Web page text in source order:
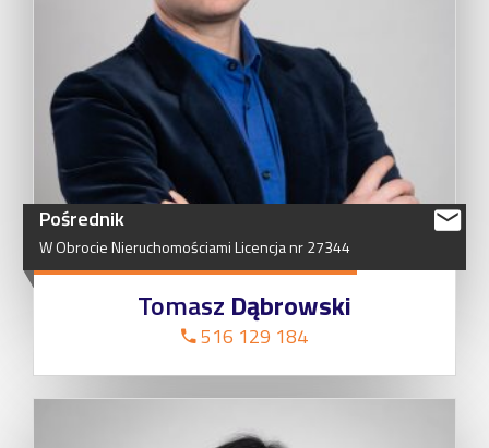
Pośrednik
WObrocieNieruchomościamiLicencjanr27344
Tomasz Dąbrowski
516 129 184